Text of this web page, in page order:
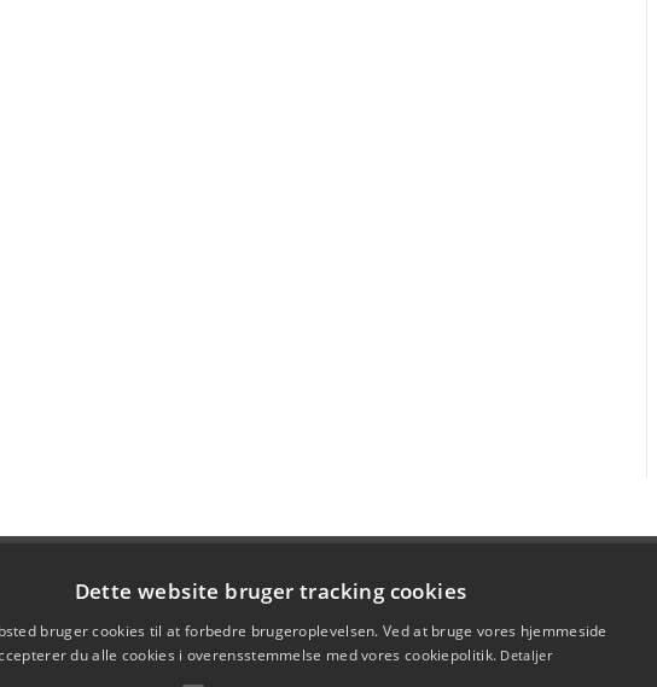
Dette website bruger tracking cookies
bruger cookies til at forbedre brugeroplevelsen. Ved at bruge vores hjemmeside
du alle cookies i overensstemmelse med vores cookiepolitik. Detaljer